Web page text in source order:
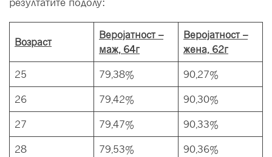
Возраст
Веројатност –
маж, 64г
Веројатност –
жена, 62г
25 79,38% 90,27%
26 79,42% 90,30%
27 79,47% 90,33%
28 79,53% 90,36%